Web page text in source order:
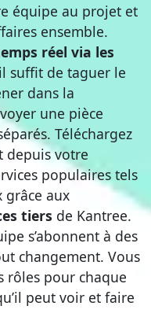
équipe au projet et
ensemble.
réel via les
suffit de taguer le
dans la
une pièce
Téléchargez
depuis votre
populaires tels
grâce aux
tiers de Kantree.
s’abonnent à des
changement. Vous
rôles pour chaque
peut voir et faire